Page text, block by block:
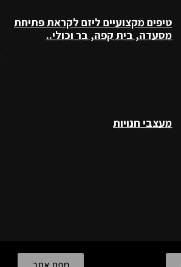
טיפים מקצועיים ליזם לקראת פתיחת
מסעדה, בית קפה, בר וכולי..
מעצבי חנויות